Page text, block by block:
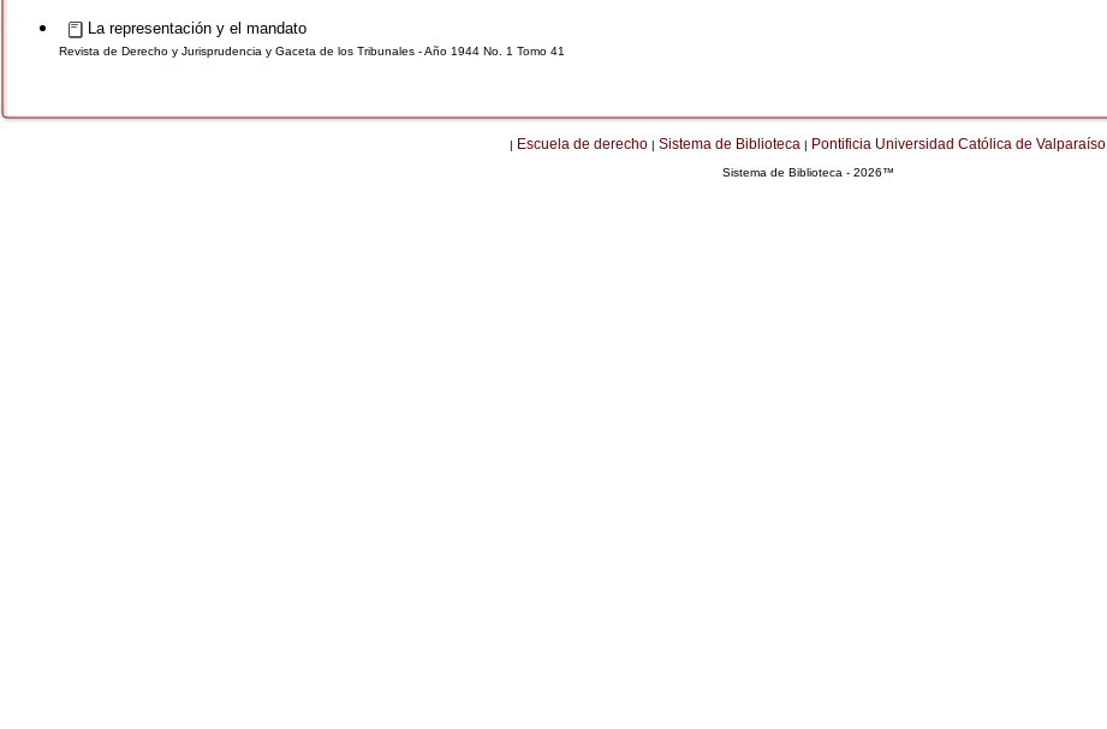
La representación y el mandato
Revista de Derecho y Jurisprudencia y Gaceta de los Tribunales - Año 1944 No. 1 Tomo 41
| Escuela de derecho | Sistema de Biblioteca | Pontificia Universidad Católica de Valparaíso
Sistema de Biblioteca - 2026™